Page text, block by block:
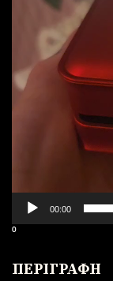
00:00
⁰
ΠΕΡΙΓΡΑΦΗ